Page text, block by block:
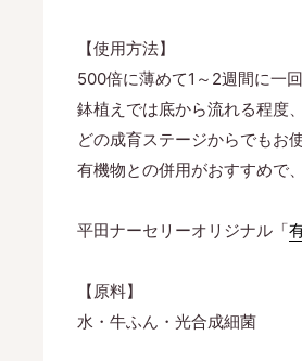
【使用方法】
500倍に薄めて1～2週間に一
鉢植えでは底から流れる程度
どの成育ステージからでもお
有機物との併用がおすすめで
平田ナーセリーオリジナル「
【原料】
水・牛ふん・光合成細菌